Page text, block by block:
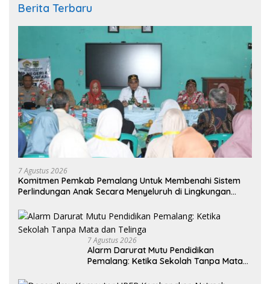
Berita Terbaru
7 Agustus 2026
Komitmen Pemkab Pemalang Untuk Membenahi Sistem
Perlindungan Anak Secara Menyeluruh di Lingkungan
7 Agustus 2026
Alarm Darurat Mutu Pendidikan
Pemalang: Ketika Sekolah Tanpa Mata